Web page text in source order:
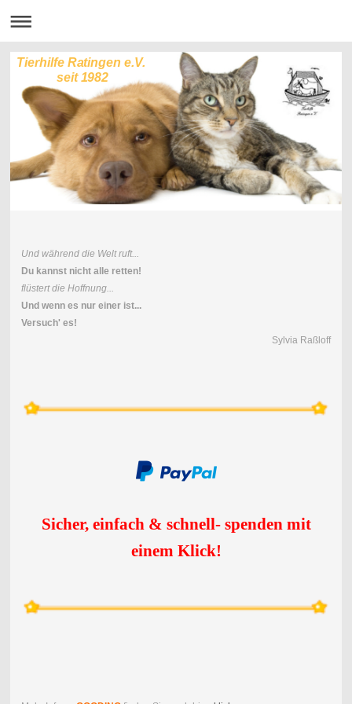
Tierhilfe Ratingen e.V.
seit 1982
Und während die Welt ruft...
Du kannst nicht alle retten!
flüstert die Hoffnung...
Und wenn es nur einer ist...
Versuch' es!
Sylvia Raßloff
Sicher, einfach & schnell- spenden mit
einem Klick!